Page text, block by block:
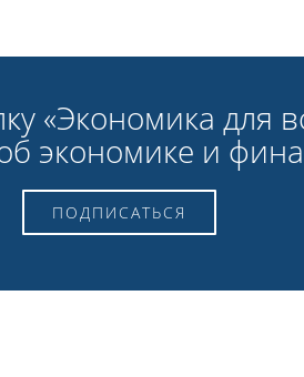
«Экономика для
экономике и
ПОДПИСАТЬСЯ